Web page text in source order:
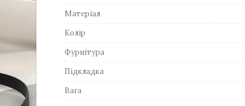
Матеріал
Колір
Фурнітура
Підкладка
Вага